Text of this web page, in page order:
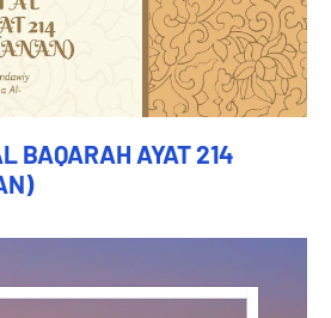
BAQARAH AYAT 214